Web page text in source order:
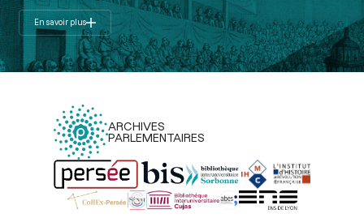
En savoir plus
ARCHIVES
PARLEMENTAIRES